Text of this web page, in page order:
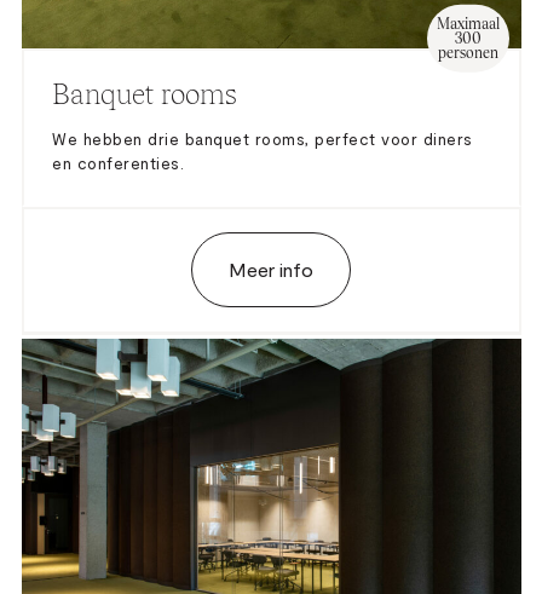
Banquet rooms
Maximaal
300
personen
We hebben drie banquet rooms, perfect voor diners
en conferenties.
Meer info